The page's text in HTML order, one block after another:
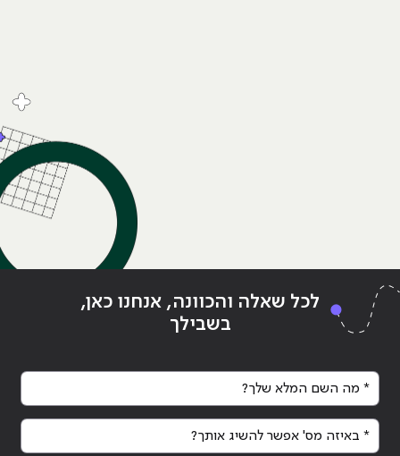
לכל שאלה והכוונה, אנחנו כאן,
בשבילך
* מה השם המלא שלך?
* באיזה מס' אפשר להשיג אותך?